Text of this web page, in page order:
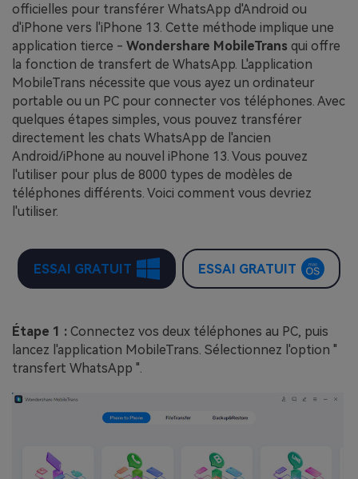
officielles pour transférer WhatsApp d'Android ou
d'iPhone vers l'iPhone 13. Cette méthode implique une
application tierce - Wondershare MobileTrans qui offre
la fonction de transfert de WhatsApp. L'application
MobileTrans nécessite que vous ayez un ordinateur
portable ou un PC pour connecter vos téléphones. Avec
quelques étapes simples, vous pouvez transférer
directement les chats WhatsApp de l'ancien
Android/iPhone au nouvel iPhone 13. Vous pouvez
l'utiliser pour plus de 8000 types de modèles de
téléphones différents. Voici comment vous devriez
l'utiliser.
ESSAI GRATUIT ESSAI GRATUIT
Étape 1 : Connectez vos deux téléphones au PC, puis
lancez l'application MobileTrans. Sélectionnez l'option "
transfert WhatsApp ".